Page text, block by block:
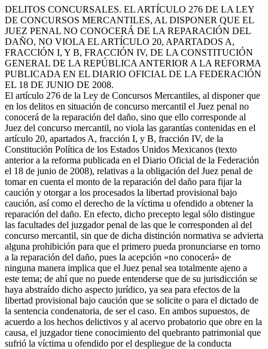
Bluesky
DELITOS CONCURSALES. EL ARTÍCULO 276 DE LA LEY
DE CONCURSOS MERCANTILES, AL DISPONER QUE EL
JUEZ PENAL NO CONOCERÁ DE LA REPARACIÓN DEL
DAÑO, NO VIOLA EL ARTÍCULO 20, APARTADOS A,
FRACCIÓN I, Y B, FRACCIÓN IV, DE LA CONSTITUCIÓN
GENERAL DE LA REPÚBLICA ANTERIOR A LA REFORMA
PUBLICADA EN EL DIARIO OFICIAL DE LA FEDERACIÓN
EL 18 DE JUNIO DE 2008.
El artículo 276 de la Ley de Concursos Mercantiles, al disponer que
en los delitos en situación de concurso mercantil el Juez penal no
conocerá de la reparación del daño, sino que ello corresponde al
Juez del concurso mercantil, no viola las garantías contenidas en el
artículo 20, apartados A, fracción I, y B, fracción IV, de la
Constitución Política de los Estados Unidos Mexicanos (texto
anterior a la reforma publicada en el Diario Oficial de la Federación
el 18 de junio de 2008), relativas a la obligación del Juez penal de
tomar en cuenta el monto de la reparación del daño para fijar la
caución y otorgar a los procesados la libertad provisional bajo
caución, así como el derecho de la víctima u ofendido a obtener la
reparación del daño. En efecto, dicho precepto legal sólo distingue
las facultades del juzgador penal de las que le corresponden al del
concurso mercantil, sin que de dicha distinción normativa se advierta
alguna prohibición para que el primero pueda pronunciarse en torno
a la reparación del daño, pues la acepción «no conocerá» de
ninguna manera implica que el Juez penal sea totalmente ajeno a
este tema; de ahí que no puede entenderse que de su jurisdicción se
haya abstraído dicho aspecto jurídico, ya sea para efectos de la
libertad provisional bajo caución que se solicite o para el dictado de
la sentencia condenatoria, de ser el caso. En ambos supuestos, de
acuerdo a los hechos delictivos y al acervo probatorio que obre en la
causa, el juzgador tiene conocimiento del quebranto patrimonial que
sufrió la víctima u ofendido por el despliegue de la conducta